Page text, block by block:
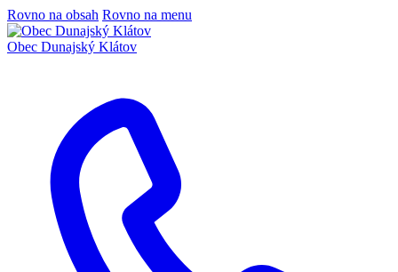
Rovno na obsah Rovno na menu
Obec Dunajský Klátov